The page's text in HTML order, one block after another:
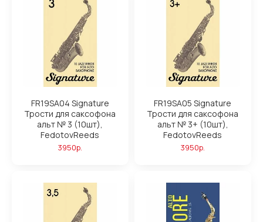
FR19SA04 Signature
Трости для саксофона
альт № 3 (10шт),
FedotovReeds
3950р.
FR19SA05 Signature
Трости для саксофона
альт № 3+ (10шт),
FedotovReeds
3950р.